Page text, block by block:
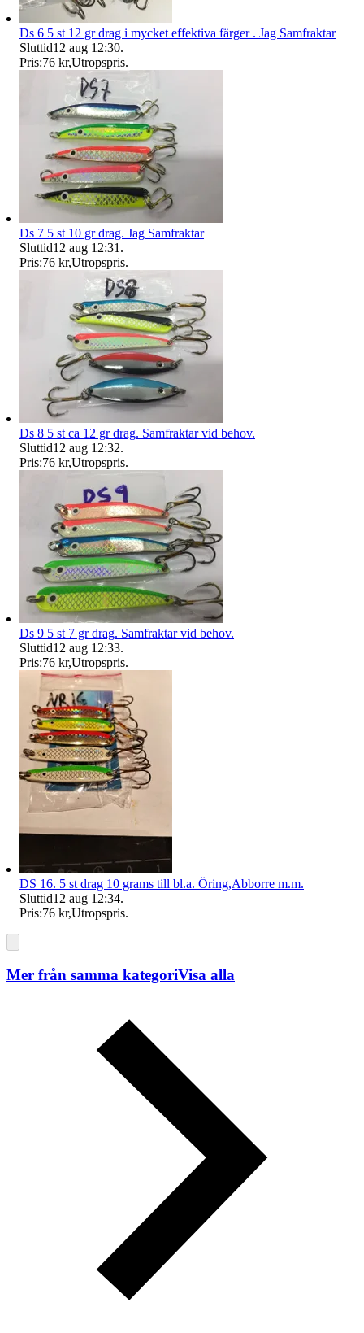
Ds 6 5 st 12 gr drag i mycket effektiva färger . Jag Samfraktar
Sluttid12 aug 12:30.
Pris:76 kr,Utropspris.
Ds 7 5 st 10 gr drag. Jag Samfraktar
Sluttid12 aug 12:31 .
Pris:76 kr,Utropspris.
Ds 8 5 st ca 12 gr drag. Samfraktar vid behov.
Sluttid12 aug 12:32.
Pris:76 kr,Utropspris.
Ds 9 5 st 7 gr drag. Samfraktar vid behov.
Sluttid12 aug 12:33.
Pris:76 kr,Utropspris.
DS 16. 5 st drag 10 grams till bl.a. Öring,Abborre m.m.
Sluttid12 aug 12:34.
Pris:76 kr,Utropspris.
Mer från samma kategoriVisa alla